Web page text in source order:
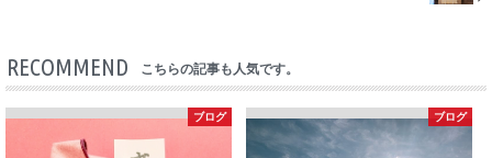
RECOMMEND こちらの記事も人気です。
ブログ ブログ